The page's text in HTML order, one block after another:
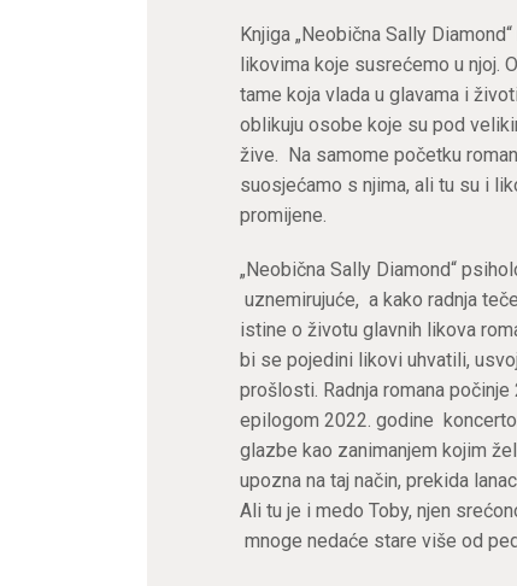
Knjiga „Neobična Sally
likovima koje susrećemo u njoj.
tame koja vlada u glavama i
oblikuju osobe koje su pod
žive. Na samome početku
suosjećamo s njima, ali tu su i
promijene.
„Neobična Sally Diamond“
uznemirujuće, a kako radnja
istine o životu glavnih likova
bi se pojedini likovi uhvatili,
prošlosti. Radnja romana
epilogom 2022. godine
glazbe kao zanimanjem kojim
upozna na taj način, prekida
Ali tu je i medo Toby, njen
mnoge nedaće stare više od